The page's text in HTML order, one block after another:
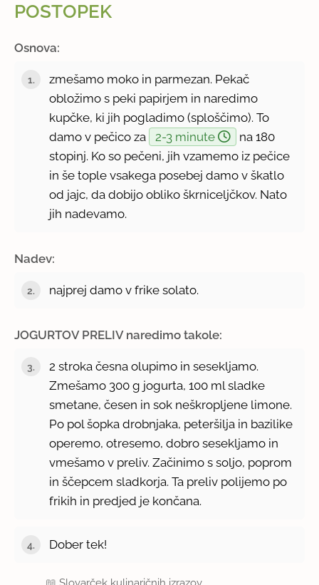
POSTOPEK
Osnova:
zmešamo moko in parmezan. Pekač
obložimo s peki papirjem in naredimo
kupčke, ki jih pogladimo (sploščimo). To
damo v pečico za
2-3 minute
na 180
stopinj. Ko so pečeni, jih vzamemo iz pečice
in še tople vsakega posebej damo v škatlo
od jajc, da dobijo obliko škrniceljčkov. Nato
jih nadevamo.
Nadev:
najprej damo v frike solato.
JOGURTOV PRELIV naredimo takole:
2 stroka česna olupimo in sesekljamo.
Zmešamo 300 g jogurta, 100 ml sladke
smetane, česen in sok neškropljene limone.
Po pol šopka drobnjaka, peteršilja in bazilike
operemo, otresemo, dobro sesekljamo in
vmešamo v preliv. Začinimo s soljo, poprom
in ščepcem sladkorja. Ta preliv polijemo po
frikih in predjed je končana.
Dober tek!